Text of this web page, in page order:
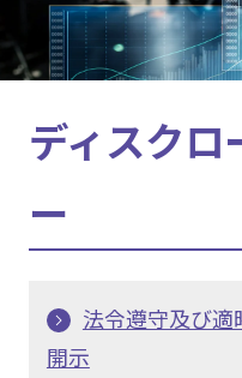
ディスクロ
ー
法令遵守及び
開示